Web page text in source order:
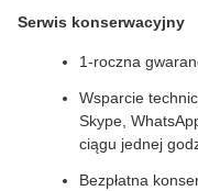
Serwis konserwacyjny
1-roczna
Wsparcie
Skype,
ciągu jednej
Bezpłatna